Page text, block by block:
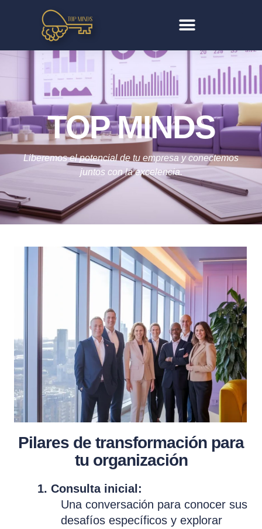
TOP MINDS
Liberemos el potencial de tu empresa y conectemos
juntos con la excelencia.
Pilares de transformación para
tu organización
1. Consulta inicial:
Una conversación para conocer sus
desafíos específicos y explorar